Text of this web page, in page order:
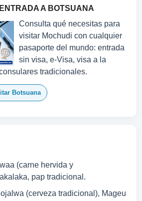
A BOTSUANA
Consulta qué necesitas para
visitar Mochudi con cualquier
pasaporte del mundo: entrada
sin visa, e-Visa, visa a la
tradicionales.
Botsuana
(carne hervida y
pap tradicional.
(cerveza tradicional), Mageu